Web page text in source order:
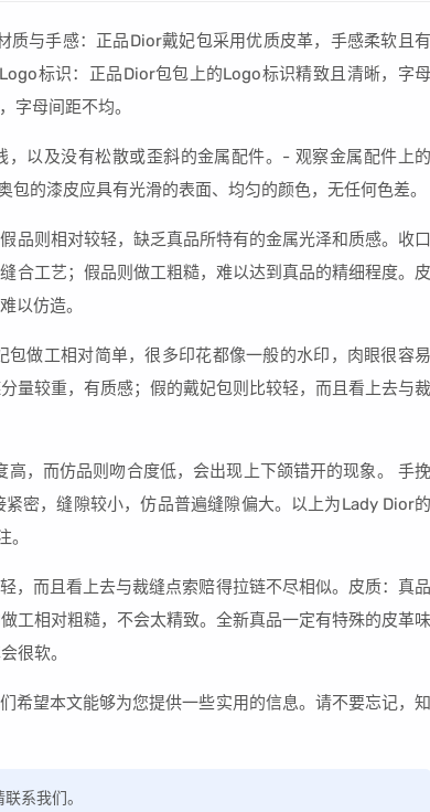
与手感：正品Dior戴妃包采用优质皮革，手感柔软且有
标识：正品Dior包包上的Logo标识精致且清晰，字母
字母间距不均。
以及没有松散或歪斜的金属配件。- 观察金属配件上的
的漆皮应具有光滑的表面、均匀的颜色，无任何色差。
品则相对较轻，缺乏真品所特有的金属光泽和质感。收口
合工艺；假品则做工粗糙，难以达到真品的精细程度。皮
以仿造。
做工相对简单，很多印花都像一般的水印，肉眼很容易
量较重，有质感；假的戴妃包则比较轻，而且看上去与裁
，而仿品则吻合度低，会出现上下颌错开的现象。 手挽
密，缝隙较小，仿品普遍缝隙偏大。以上为Lady Dior的
，而且看上去与裁缝点索赔得拉链不尽相似。皮质：真品
工相对粗糙，不会太精致。全新真品一定有特殊的皮革味
很软。
希望本文能够为您提供一些实用的信息。请不要忘记，知
系我们。